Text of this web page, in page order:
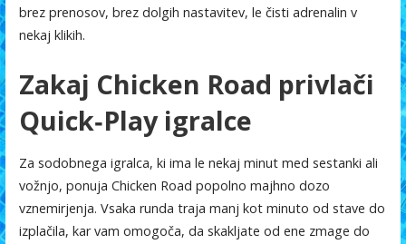
brez prenosov, brez dolgih nastavitev, le čisti adrenalin v
nekaj klikih.
Zakaj Chicken Road privlači
Quick‑Play igralce
Za sodobnega igralca, ki ima le nekaj minut med sestanki ali
vožnjo, ponuja Chicken Road popolno majhno dozo
vznemirjenja. Vsaka runda traja manj kot minuto od stave do
izplačila, kar vam omogoča, da skakljate od ene zmage do